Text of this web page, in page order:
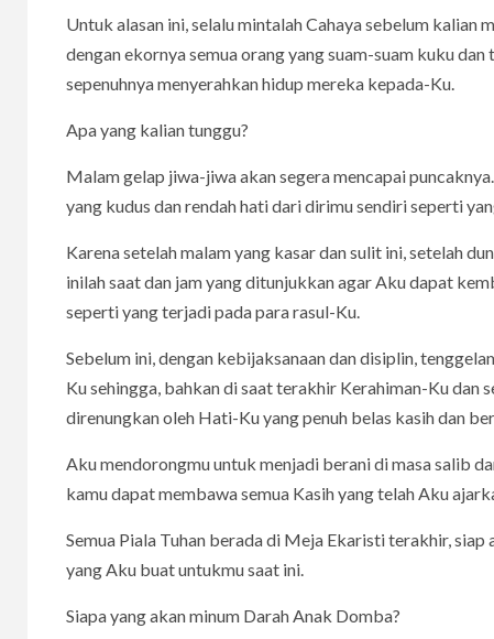
Untuk alasan ini, selalu mintalah Cahaya sebelum kalian
dengan ekornya semua orang yang suam-suam kuku
sepenuhnya menyerahkan hidup mereka kepada-Ku.
Apa yang kalian tunggu?
Malam gelap jiwa-jiwa akan segera mencapai
yang kudus dan rendah hati dari dirimu sendiri seperti
Karena setelah malam yang kasar dan sulit ini, setelah
inilah saat dan jam yang ditunjukkan agar Aku dapat
seperti yang terjadi pada para rasul-Ku.
Sebelum ini, dengan kebijaksanaan dan disiplin,
Ku sehingga, bahkan di saat terakhir Kerahiman-Ku
direnungkan oleh Hati-Ku yang penuh belas kasih dan
Aku mendorongmu untuk menjadi berani di masa salib
kamu dapat membawa semua Kasih yang telah Aku
Semua Piala Tuhan berada di Meja Ekaristi terakhir,
yang Aku buat untukmu saat ini.
Siapa yang akan minum Darah Anak Domba?